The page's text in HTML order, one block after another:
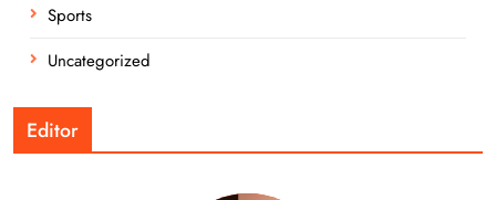
Sports
Uncategorized
Editor